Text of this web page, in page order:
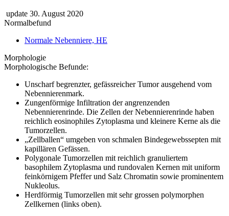
update 30. August 2020
Normalbefund
Normale Nebenniere, HE
Morphologie
Morphologische Befunde:
Unscharf begrenzter, gefässreicher Tumor ausgehend vom
Nebennierenmark.
Zungenförmige Infiltration der angrenzenden
Nebennierenrinde. Die Zellen der Nebennierenrinde haben
reichlich eosinophiles Zytoplasma und kleinere Kerne als die
Tumorzellen.
„Zellballen“ umgeben von schmalen Bindegewebssepten mit
kapillären Gefässen.
Polygonale Tumorzellen mit reichlich granuliertem
basophilem Zytoplasma und rundovalen Kernen mit uniform
feinkörnigem Pfeffer und Salz Chromatin sowie prominentem
Nukleolus.
Herdförmig Tumorzellen mit sehr grossen polymorphen
Zellkernen (links oben).